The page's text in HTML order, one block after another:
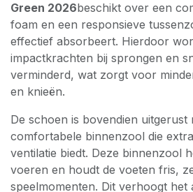
Green 2026beschikt over een
foam en een responsieve
effectief absorbeert. Hierdoor
impactkrachten bij sprongen en
verminderd, wat zorgt voor
en knieën.
De schoen is bovendien uitgerust
comfortabele binnenzool die
ventilatie biedt. Deze binnenzool
voeren en houdt de voeten fris,
speelmomenten. Dit verhoogt het